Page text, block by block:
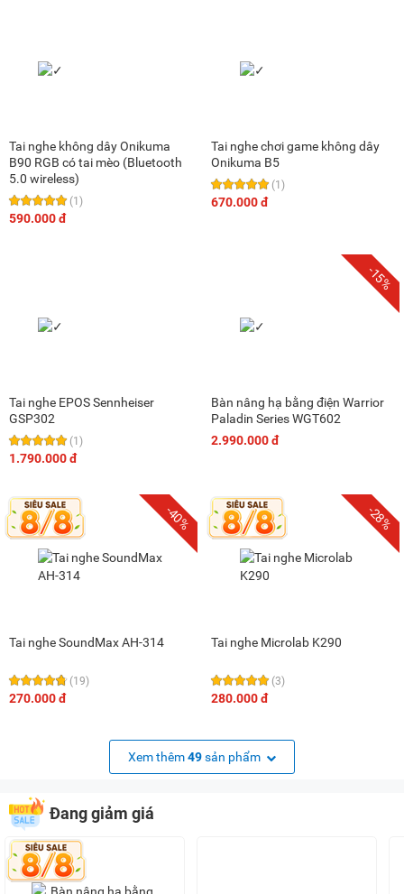
Tai nghe không dây Onikuma
B90 RGB có tai mèo (Bluetooth
5.0 wireless)
(1)
590.000 đ
Tai nghe chơi game không dây
Onikuma B5
(1)
670.000 đ
Tai nghe EPOS Sennheiser
GSP302
(1)
1.790.000 đ
-15%
Bàn nâng hạ bằng điện Warrior
Paladin Series WGT602
2.990.000 đ
-40%
Tai nghe SoundMax AH-314
(19)
270.000 đ
-28%
Tai nghe Microlab K290
(3)
280.000 đ
Xem thêm49sản phẩm
Đang giảm giá